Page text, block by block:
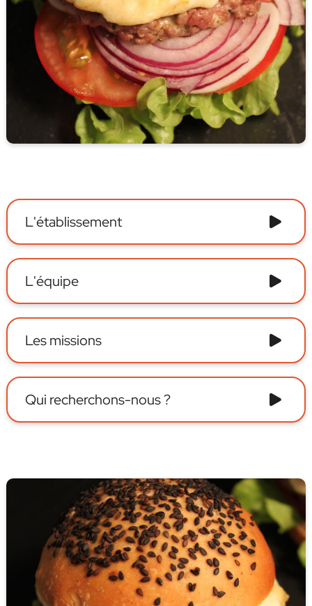
L'établissement
L'équipe
Les missions
Qui recherchons-nous ?